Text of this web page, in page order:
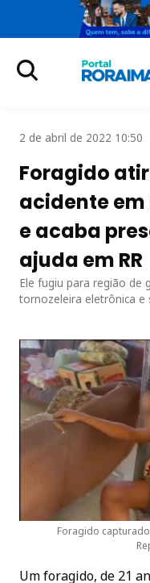
2 de abril de 2022 10:50
Foragido
acidente
e acaba
ajuda em RR
Ele fugiu para região de
tornozeleira eletrônica
Foragido
Um foragido, de 21